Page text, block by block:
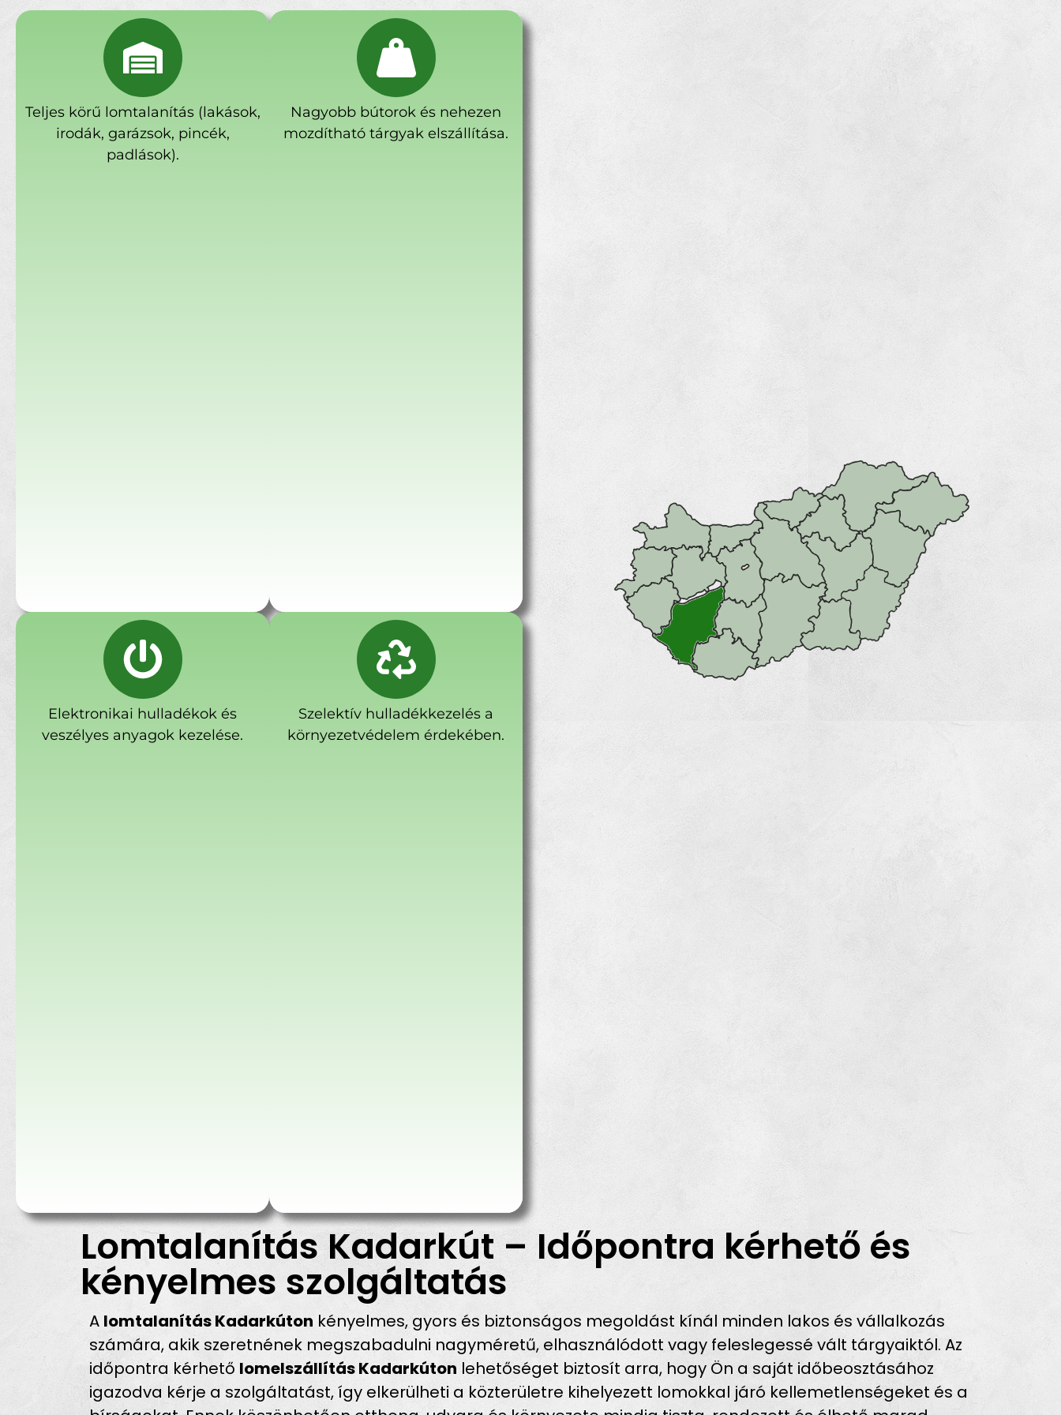
Teljes körű lomtalanítás (lakások,
irodák, garázsok, pincék,
padlások).
Nagyobb bútorok és nehezen
mozdítható tárgyak elszállítása.
Elektronikai hulladékok és
veszélyes anyagok kezelése.
Szelektív hulladékkezelés a
környezetvédelem érdekében.
Lomtalanítás Kadarkút – Időpontra kérhető és
kényelmes szolgáltatás
A lomtalanítás Kadarkúton kényelmes, gyors és biztonságos megoldást kínál minden lakos és vállalkozás
számára, akik szeretnének megszabadulni nagyméretű, elhasználódott vagy feleslegessé vált tárgyaiktól. Az
időpontra kérhető lomelszállítás Kadarkúton lehetőséget biztosít arra, hogy Ön a saját időbeosztásához
igazodva kérje a szolgáltatást, így elkerülheti a közterületre kihelyezett lomokkal járó kellemetlenségeket és a